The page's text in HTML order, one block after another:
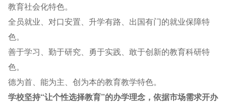
教育社会化特色。
全员就业、对口安置、升学有路、出国有门的就业保障特
色。
善于学习、勤于研究、勇于实践、敢于创新的教育科研特
色。
德为首、能为主、创为本的教育教学特色。
学校坚持“让个性选择教育”的办学理念，依据市场需求开办